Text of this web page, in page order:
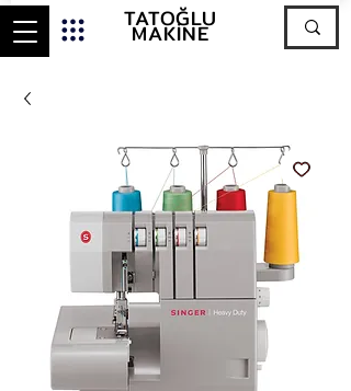
TATOĞLU
MAKİNE